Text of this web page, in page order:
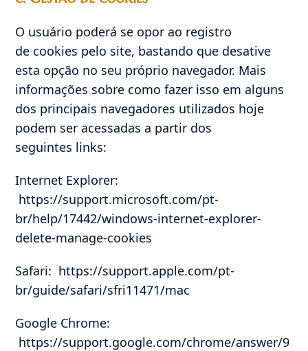
O usuário poderá se opor ao registro
de cookies pelo site, bastando que desative
esta opção no seu próprio navegador. Mais
informações sobre como fazer isso em alguns
dos principais navegadores utilizados hoje
podem ser acessadas a partir dos
seguintes links:
Internet Explorer:
https://support.microsoft.com/pt-
br/help/17442/windows-internet-explorer-
delete-manage-cookies
Safari: https://support.apple.com/pt-
br/guide/safari/sfri11471/mac
Google Chrome:
https://support.google.com/chrome/answer/9